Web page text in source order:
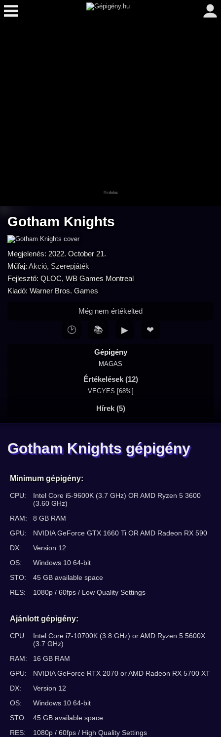
Gotham Knights
Megjelenés: 2022. October 21.
Műfaj: Akció, Szerepjáték
Fejlesztő: QLOC, WB Games Montreal
Kiadó: Warner Bros. Games
Gépigény
MAGAS
Értékelések (12)
VEGYES [68%]
Hírek (5)
Még nem értékelted
🕑 📚 ▶ ❤
Gotham Knights gépigény
Minimum gépigény:
CPU:
Intel Core i5-9600K (3.7 GHz) OR AMD Ryzen 5 3600
(3.60 GHz)
RAM:
8 GB RAM
GPU:
NVIDIA GeForce GTX 1660 Ti OR AMD Radeon RX 590
DX:
Version 12
OS:
Windows 10 64-bit
STO:
45 GB available space
RES:
1080p / 60fps / Low Quality Settings
Ajánlott gépigény:
CPU:
Intel Core i7-10700K (3.8 GHz) or AMD Ryzen 5 5600X
(3.7 GHz)
RAM:
16 GB RAM
GPU:
NVIDIA GeForce RTX 2070 or AMD Radeon RX 5700 XT
DX:
Version 12
OS:
Windows 10 64-bit
STO:
45 GB available space
RES:
1080p / 60fps / High Quality Settings